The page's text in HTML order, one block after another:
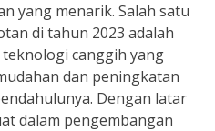
yang menarik. Salah satu
di tahun 2023 adalah
teknologi canggih yang
dan peningkatan
Dengan latar
dalam pengembangan